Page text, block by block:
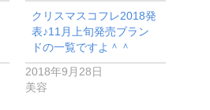
クリスマスコフレ2018発
表♪11月上旬発売ブラン
ドの一覧ですよ＾＾
2018年9月28日
美容